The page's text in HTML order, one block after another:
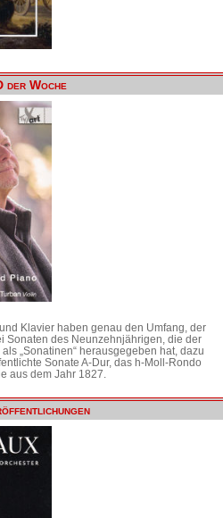
der Woche
Klavier haben genau den Umfang, der
Sonaten des Neunzehnjährigen, die der
„Sonatinen“ herausgegeben hat, dazu
Sonate A-Dur, das h-Moll-Rondo
aus dem Jahr 1827.